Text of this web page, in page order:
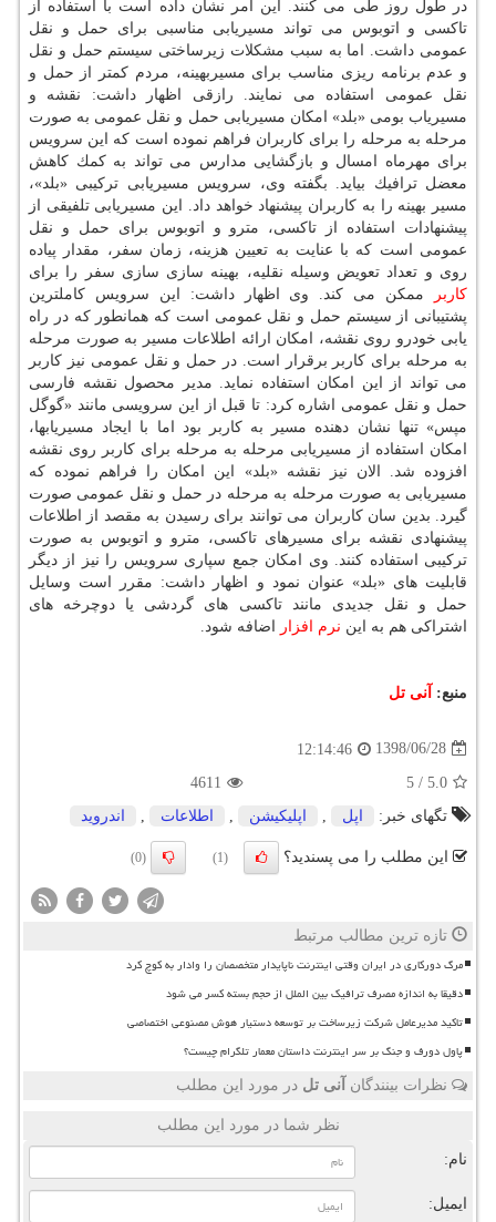
در طول روز طی می كنند. این امر نشان داده است با استفاده از
تاكسی و اتوبوس می تواند مسیریابی مناسبی برای حمل و نقل
عمومی داشت. اما به سبب مشكلات زیرساختی سیستم حمل و نقل
و عدم برنامه ریزی مناسب برای مسیربهینه، مردم كمتر از حمل و
نقل عمومی استفاده می نمایند. رازقی اظهار داشت: نقشه و
مسیریاب بومی «بلد» امكان مسیریابی حمل و نقل عمومی به صورت
مرحله به مرحله را برای كاربران فراهم نموده است كه این سرویس
برای مهرماه امسال و بازگشایی مدارس می تواند به كمك كاهش
معضل ترافیك بیاید. بگفته وی، سرویس مسیریابی تركیبی «بلد»،
مسیر بهینه را به كاربران پیشنهاد خواهد داد. این مسیریابی تلفیقی از
پیشنهادات استفاده از تاكسی، مترو و اتوبوس برای حمل و نقل
عمومی است كه با عنایت به تعیین هزینه، زمان سفر، مقدار پیاده
روی و تعداد تعویض وسیله نقلیه، بهینه سازی سازی سفر را برای
كاربر
ممكن می كند. وی اظهار داشت: این سرویس كاملترین
پشتیبانی از سیستم حمل و نقل عمومی است كه همانطور كه در راه
یابی خودرو روی نقشه، امكان ارائه اطلاعات مسیر به صورت مرحله
به مرحله برای كاربر برقرار است. در حمل و نقل عمومی نیز كاربر
می تواند از این امكان استفاده نماید. مدیر محصول نقشه فارسی
حمل و نقل عمومی اشاره كرد: تا قبل از این سرویسی مانند «گوگل
مپس» تنها نشان دهنده مسیر به كاربر بود اما با ایجاد مسیریابها،
امكان استفاده از مسیریابی مرحله به مرحله برای كاربر روی نقشه
افزوده شد. الان نیز نقشه «بلد» این امكان را فراهم نموده كه
مسیریابی به صورت مرحله به مرحله در حمل و نقل عمومی صورت
گیرد. بدین سان كاربران می توانند برای رسیدن به مقصد از اطلاعات
پیشنهادی نقشه برای مسیرهای تاكسی، مترو و اتوبوس به صورت
تركیبی استفاده كنند. وی امكان جمع سپاری سرویس را نیز از دیگر
قابلیت های «بلد» عنوان نمود و اظهار داشت: مقرر است وسایل
حمل و نقل جدیدی مانند تاكسی های گردشی یا دوچرخه های
اشتراكی هم به این نرم افزار اضافه شود.
منبع: آنی تل
1398/06/28
12:14:46
5.0
/
5
4611
تگهای خبر:
اپل اپلیكیشن اطلاعات اندروید
این مطلب را می پسندید؟ (1)
(0)
تازه ترین مطالب مرتبط
مرگ دورکاری در ایران وقتی اینترنت ناپایدار متخصصان را وادار به کوچ کرد
دقیقا به اندازه مصرف ترافیک بین الملل از حجم بسته کسر می شود
تاکید مدیرعامل شرکت زیرساخت بر توسعه دستیار هوش مصنوعی اختصاصی
پاول دورف و جنگ بر سر اینترنت داستان معمار تلگرام چیست؟
نظرات بینندگان آنی تل در مورد این مطلب
نظر شما در مورد این مطلب
نام:
ایمیل: